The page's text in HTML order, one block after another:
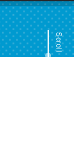
Scroll
なんだろうなと
。Let’s Fucking
ーズ・ヌートバー